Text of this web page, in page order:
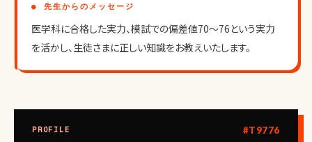
● 先生からのメッセージ
医学科に合格した実力、模試での偏差値70〜76という実力
を活かし、生徒さまに正しい知識をお教えいたします。
PROFILE #T9776